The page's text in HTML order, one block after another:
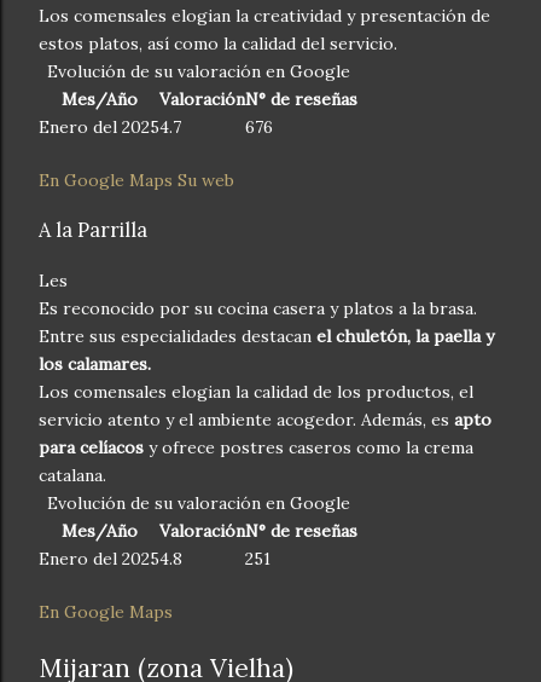
Los comensales elogian la creatividad y presentación de
estos platos, así como la calidad del servicio.
Evolución de su valoración en Google
Mes/Año
ValoraciónN° de reseñas
Enero del 20254.7 676
En Google Maps Su web
A la Parrilla
Les
Es reconocido por su cocina casera y platos a la brasa.
Entre sus especialidades destacan el chuletón, la paella y
los calamares.
Los comensales elogian la calidad de los productos, el
servicio atento y el ambiente acogedor. Además, es apto
para celíacos y ofrece postres caseros como la crema
catalana.
Evolución de su valoración en Google
Mes/Año
ValoraciónN° de reseñas
Enero del 20254.8 251
En Google Maps
Mijaran (zona Vielha)